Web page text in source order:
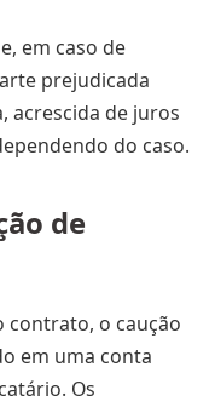
em caso de
prejudicada
acrescida de juros
do caso.
de
contrato, o caução
em uma conta
Os